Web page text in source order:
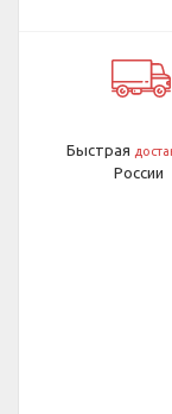
Быстрая
России